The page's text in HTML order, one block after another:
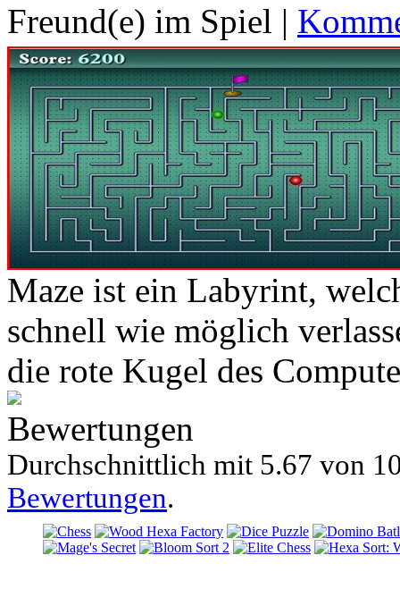
Freund(e) im Spiel |
Maze ist ein Labyrint,
schnell wie möglich
die rote Kugel des
Bewertungen
Durchschnittlich mit 5.67 von
Bewertungen.